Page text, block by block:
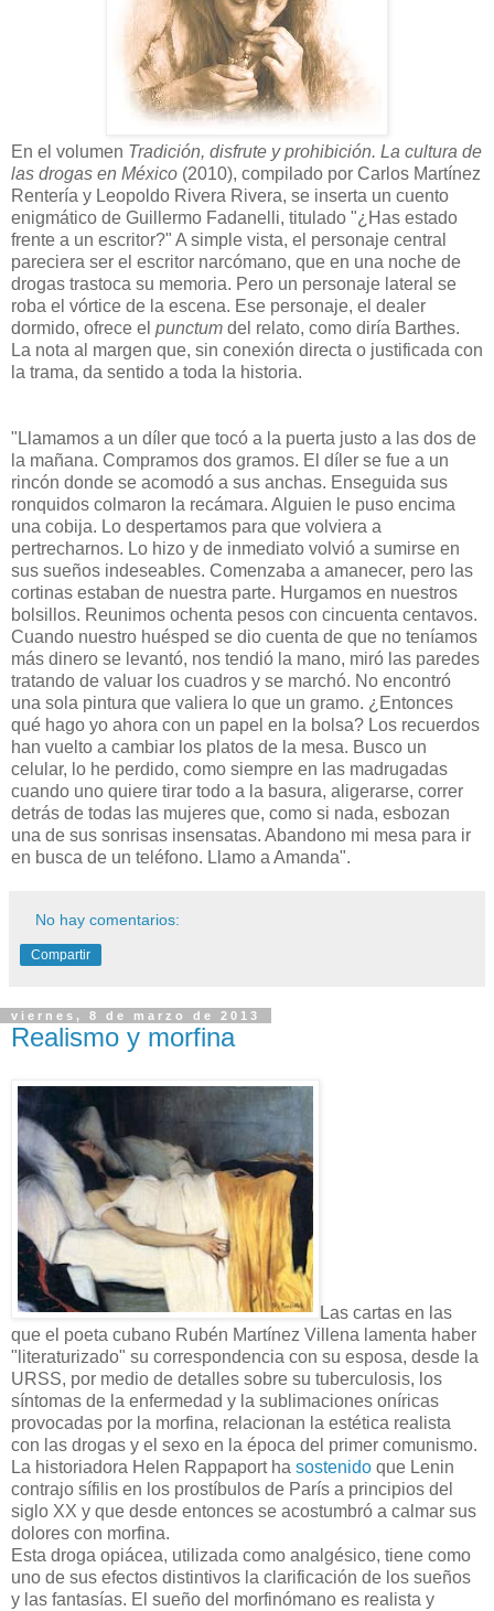
En el volumen Tradición, disfrute y prohibición. La cultura de
las drogas en México (2010), compilado por Carlos Martínez
Rentería y Leopoldo Rivera Rivera, se inserta un cuento
enigmático de Guillermo Fadanelli, titulado "¿Has estado
frente a un escritor?" A simple vista, el personaje central
pareciera ser el escritor narcómano, que en una noche de
drogas trastoca su memoria. Pero un personaje lateral se
roba el vórtice de la escena. Ese personaje, el dealer
dormido, ofrece el punctum del relato, como diría Barthes.
La nota al margen que, sin conexión directa o justificada con
la trama, da sentido a toda la historia.
"Llamamos a un díler que tocó a la puerta justo a las dos de
la mañana. Compramos dos gramos. El díler se fue a un
rincón donde se acomodó a sus anchas. Enseguida sus
ronquidos colmaron la recámara. Alguien le puso encima
una cobija. Lo despertamos para que volviera a
pertrecharnos. Lo hizo y de inmediato volvió a sumirse en
sus sueños indeseables. Comenzaba a amanecer, pero las
cortinas estaban de nuestra parte. Hurgamos en nuestros
bolsillos. Reunimos ochenta pesos con cincuenta centavos.
Cuando nuestro huésped se dio cuenta de que no teníamos
más dinero se levantó, nos tendió la mano, miró las paredes
tratando de valuar los cuadros y se marchó. No encontró
una sola pintura que valiera lo que un gramo. ¿Entonces
qué hago yo ahora con un papel en la bolsa? Los recuerdos
han vuelto a cambiar los platos de la mesa. Busco un
celular, lo he perdido, como siempre en las madrugadas
cuando uno quiere tirar todo a la basura, aligerarse, correr
detrás de todas las mujeres que, como si nada, esbozan
una de sus sonrisas insensatas. Abandono mi mesa para ir
en busca de un teléfono. Llamo a Amanda".
No hay comentarios:
Compartir
viernes, 8 de marzo de 2013
Realismo y morfina
Las cartas en las
que el poeta cubano Rubén Martínez Villena lamenta haber
"literaturizado" su correspondencia con su esposa, desde la
URSS, por medio de detalles sobre su tuberculosis, los
síntomas de la enfermedad y la sublimaciones oníricas
provocadas por la morfina, relacionan la estética realista
con las drogas y el sexo en la época del primer comunismo.
La historiadora Helen Rappaport ha sostenido que Lenin
contrajo sífilis en los prostíbulos de París a principios del
siglo XX y que desde entonces se acostumbró a calmar sus
dolores con morfina.
Esta droga opiácea, utilizada como analgésico, tiene como
uno de sus efectos distintivos la clarificación de los sueños
y las fantasías. El sueño del morfinómano es realista y